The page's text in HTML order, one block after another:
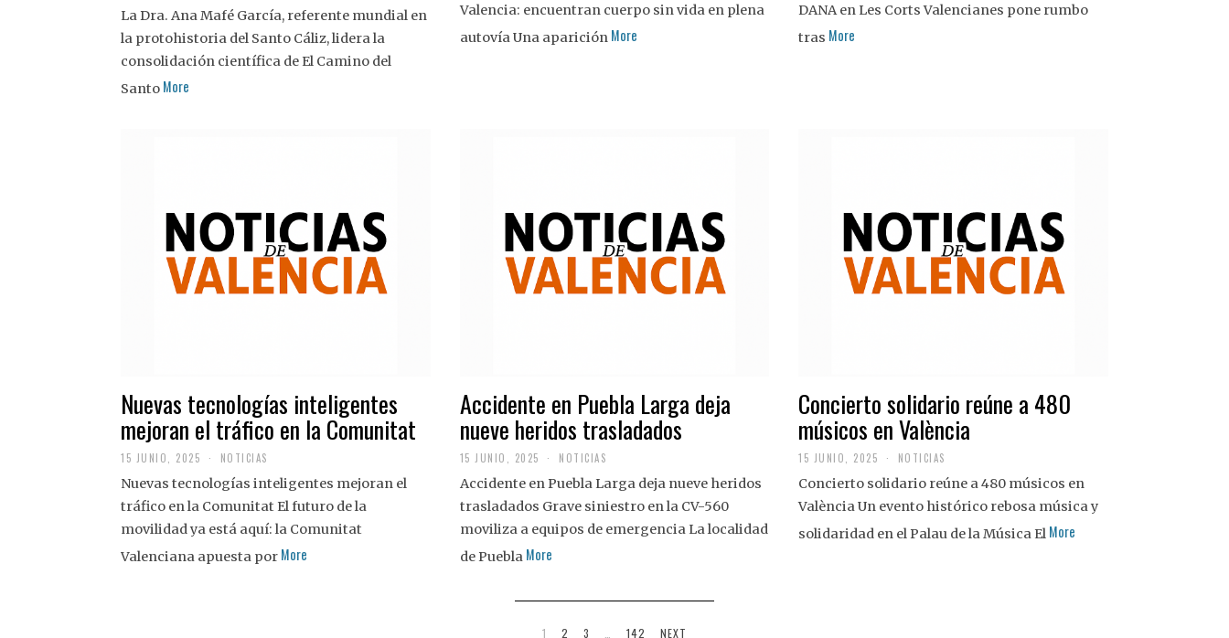
A
G
O
S
La Dra. Ana Mafé García, referente mundial en
la protohistoria del Santo Cáliz, lidera la
consolidación científica de El Camino del
Santo More
Valencia: encuentran cuerpo sin vida en plena
autovía Una aparición More
DANA en Les Corts Valencianes pone rumbo
tras More
Nuevas tecnologías inteligentes
mejoran el tráfico en la Comunitat
15 JUNIO, 2025 NOTICIAS
Nuevas tecnologías inteligentes mejoran el
tráfico en la Comunitat El futuro de la
movilidad ya está aquí: la Comunitat
Valenciana apuesta por More
Accidente en Puebla Larga deja
nueve heridos trasladados
15 JUNIO, 2025 NOTICIAS
Accidente en Puebla Larga deja nueve heridos
trasladados Grave siniestro en la CV-560
moviliza a equipos de emergencia La localidad
de Puebla More
Concierto solidario reúne a 480
músicos en València
15 JUNIO, 2025 NOTICIAS
Concierto solidario reúne a 480 músicos en
València Un evento histórico rebosa música y
solidaridad en el Palau de la Música El More
1 2 3 … 142 NEXT